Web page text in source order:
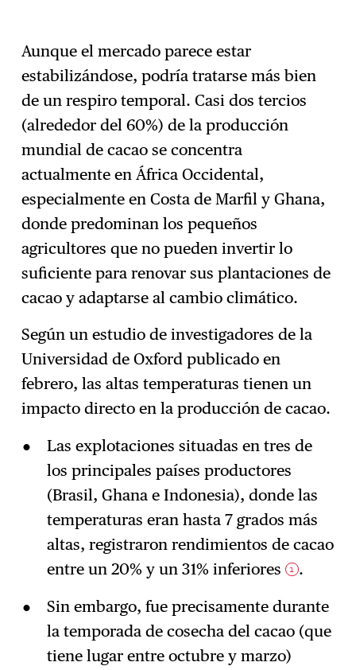
Aunque el mercado parece estar
estabilizándose, podría tratarse más bien
de un respiro temporal. Casi dos tercios
(alrededor del 60%) de la producción
mundial de cacao se concentra
actualmente en África Occidental,
especialmente en Costa de Marfil y Ghana,
donde predominan los pequeños
agricultores que no pueden invertir lo
suficiente para renovar sus plantaciones de
cacao y adaptarse al cambio climático.
Según un estudio de investigadores de la
Universidad de Oxford publicado en
febrero, las altas temperaturas tienen un
impacto directo en la producción de cacao.
Las explotaciones situadas en tres de
los principales países productores
(Brasil, Ghana e Indonesia), donde las
temperaturas eran hasta 7 grados más
altas, registraron rendimientos de cacao
entre un 20% y un 31% inferiores
1 .
Sin embargo, fue precisamente durante
la temporada de cosecha del cacao (que
tiene lugar entre octubre y marzo)